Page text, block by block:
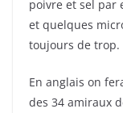
poivre et sel par
et quelques
toujours de trop.
En anglais on
des 34 amiraux